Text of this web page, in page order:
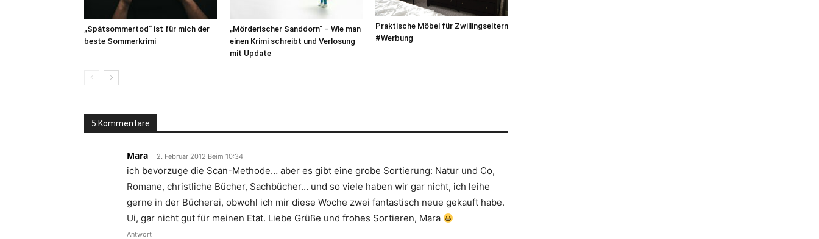
„Spätsommertod“ ist für mich der
beste Sommerkrimi
„Mörderischer Sanddorn“ – Wie man
einen Krimi schreibt und Verlosung
mit Update
Praktische Möbel für Zwillingseltern
#Werbung
5 Kommentare
Mara 2. Februar 2012 Beim 10:34
ich bevorzuge die Scan-Methode… aber es gibt eine grobe Sortierung: Natur und Co,
Romane, christliche Bücher, Sachbücher… und so viele haben wir gar nicht, ich leihe
gerne in der Bücherei, obwohl ich mir diese Woche zwei fantastisch neue gekauft habe.
Ui, gar nicht gut für meinen Etat. Liebe Grüße und frohes Sortieren, Mara
Antwort